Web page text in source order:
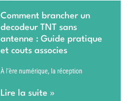
Comment brancher un
decodeur TNT sans
antenne : Guide pratique
et couts associes
À l’ère numérique, la réception
Lire la suite »